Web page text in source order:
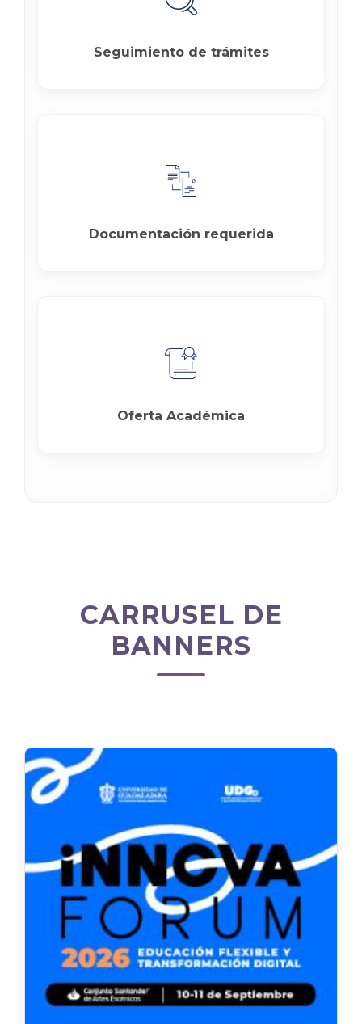
Seguimiento de trámites
Documentación requerida
Oferta Académica
CARRUSEL DE
BANNERS